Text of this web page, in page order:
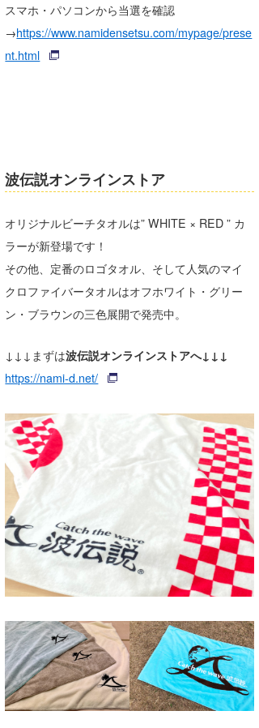
スマホ・パソコンから当選を確認
→https://www.namidensetsu.com/mypage/prese
nt.html
波伝説オンラインストア
オリジナルビーチタオルは” WHITE × RED ” カ
ラーが新登場です！
その他、定番のロゴタオル、そして人気のマイ
クロファイバータオルはオフホワイト・グリー
ン・ブラウンの三色展開で発売中。
↓↓↓まずは波伝説オンラインストアへ↓↓↓
https://nami-d.net/